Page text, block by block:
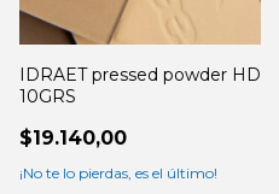
IDRAET pressed powder HD
10GRS
$19.140,00
¡No te lo pierdas, es el último!